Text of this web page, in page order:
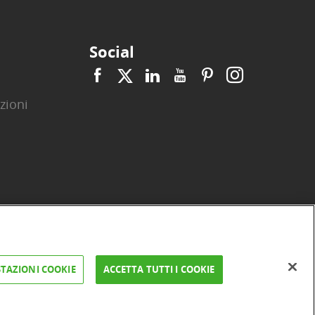
Social
| | | | |
FAQ e Sicurezza
COOKIE ACCETTA TUTTI I COOKIE